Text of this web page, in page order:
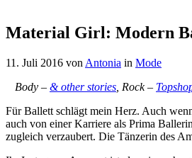
Material Girl: Modern
11. Juli 2016 von Antonia in Mode
Body – & other stories , Rock –
Für Ballett schlägt mein Herz. Auch
auch von einer Karriere als Prima
zugleich verzaubert. Die Tänzerin des